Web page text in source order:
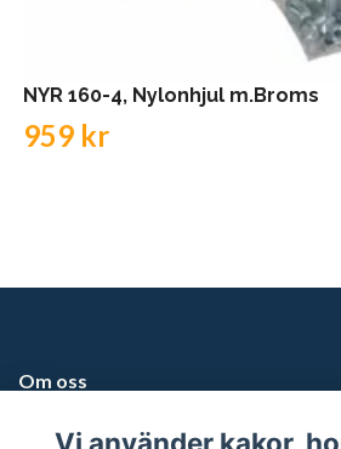
NYR 160-4, Nylonhjul m.Broms
959 kr
Om oss